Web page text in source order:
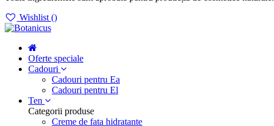
Wishlist ()
Oferte speciale
Cadouri
Cadouri pentru Ea
Cadouri pentru El
Ten
Categorii produse
Creme de fata hidratante